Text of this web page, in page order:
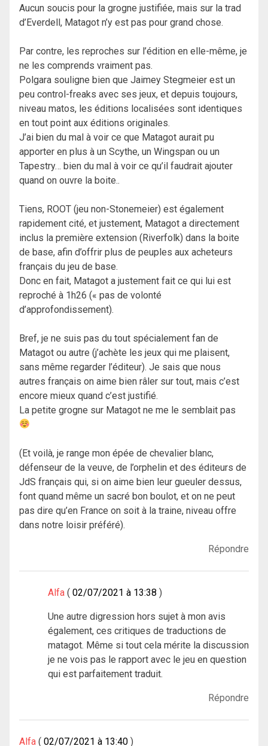
Aucun soucis pour la grogne justifiée, mais sur la trad
d’Everdell, Matagot n’y est pas pour grand chose.
Par contre, les reproches sur l’édition en elle-même, je
ne les comprends vraiment pas.
Polgara souligne bien que Jaimey Stegmeier est un
peu control-freaks avec ses jeux, et depuis toujours,
niveau matos, les éditions localisées sont identiques
en tout point aux éditions originales.
J’ai bien du mal à voir ce que Matagot aurait pu
apporter en plus à un Scythe, un Wingspan ou un
Tapestry… bien du mal à voir ce qu’il faudrait ajouter
quand on ouvre la boite..
Tiens, ROOT (jeu non-Stonemeier) est également
rapidement cité, et justement, Matagot a directement
inclus la première extension (Riverfolk) dans la boite
de base, afin d’offrir plus de peuples aux acheteurs
français du jeu de base.
Donc en fait, Matagot a justement fait ce qui lui est
reproché à 1h26 (« pas de volonté
d’approfondissement).
Bref, je ne suis pas du tout spécialement fan de
Matagot ou autre (j’achète les jeux qui me plaisent,
sans même regarder l’éditeur). Je sais que nous
autres français on aime bien râler sur tout, mais c’est
encore mieux quand c’est justifié.
La petite grogne sur Matagot ne me le semblait pas
(Et voilà, je range mon épée de chevalier blanc,
défenseur de la veuve, de l’orphelin et des éditeurs de
JdS français qui, si on aime bien leur gueuler dessus,
font quand même un sacré bon boulot, et on ne peut
pas dire qu’en France on soit à la traine, niveau offre
dans notre loisir préféré).
Répondre
Alfa 02/07/2021 à 13:38
Une autre digression hors sujet à mon avis
également, ces critiques de traductions de
matagot. Même si tout cela mérite la discussion
je ne vois pas le rapport avec le jeu en question
qui est parfaitement traduit.
Répondre
Alfa 02/07/2021 à 13:40